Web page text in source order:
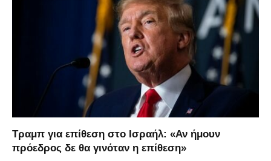
Τραμπ για επίθεση στο Ισραήλ: «Αν ήμουν
πρόεδρος δε θα γινόταν η επίθεση»